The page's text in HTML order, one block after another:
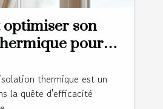
son
pour
thermique est un
la quête d'efficacité